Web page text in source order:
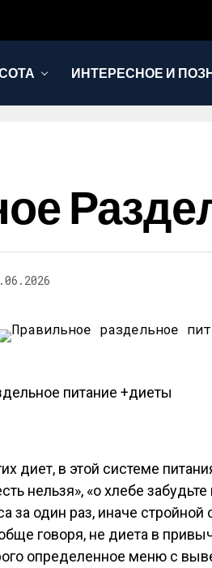
ИНТЕРЕСНОЕ И
диет, в этой системе
нельзя», «о хлебе
за один раз, иначе стройной
говоря, не диета в
определенное меню с